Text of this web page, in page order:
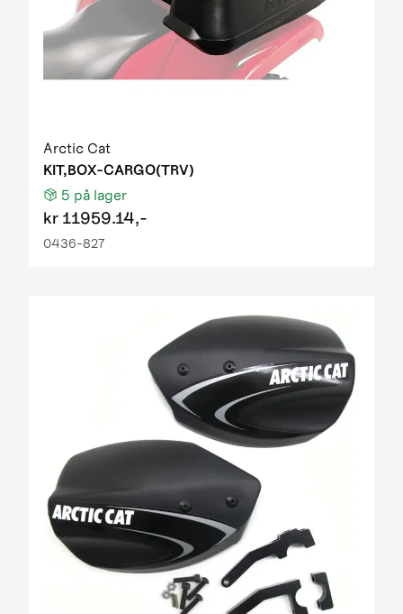
Arctic Cat
KIT,BOX-CARGO(TRV)
5 på lager
kr 11959.14,-
0436-827